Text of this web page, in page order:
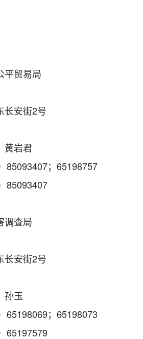
贸易局
安街2号
岩君
；65198757
查局
安街2号
玉
；65198073